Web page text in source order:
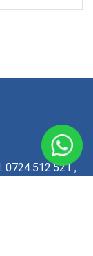
0724.512.521,